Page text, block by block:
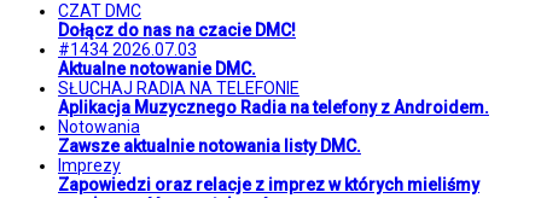
CZAT DMC
Dołącz do nas na czacie DMC!
#1434 2026.07.03
Aktualne notowanie DMC.
SŁUCHAJ RADIA NA TELEFONIE
Aplikacja Muzycznego Radia na telefony z Androidem.
Notowania
Zawsze aktualnie notowania listy DMC.
Imprezy
Zapowiedzi oraz relacje z imprez w których mieliśmy